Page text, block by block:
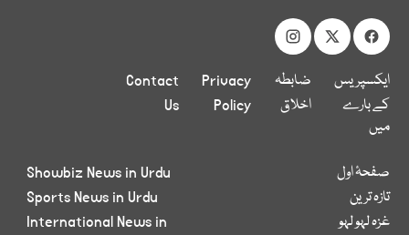
ایکسپریس
کے بارے
میں
ضابطہ
اخلاق
Privacy
Policy
Contact
Us
صفحۂ اول
تازہ ترین
غزہ لہو لہو
Showbiz News in Urdu
Sports News in Urdu
International News in